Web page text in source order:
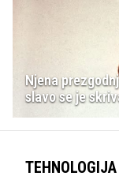
Njena
slavo se je
TEHNOLOGIJA